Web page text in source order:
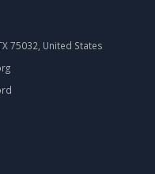
75032, United States